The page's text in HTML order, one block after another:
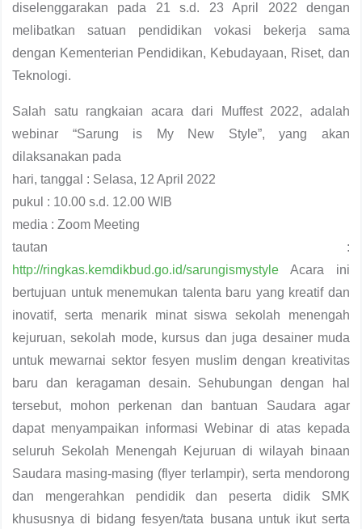
diselenggarakan pada 21 s.d. 23 April 2022 dengan
melibatkan satuan pendidikan vokasi bekerja sama
dengan Kementerian Pendidikan, Kebudayaan, Riset, dan
Teknologi.
Salah satu rangkaian acara dari Muffest 2022, adalah
webinar “Sarung is My New Style”, yang akan
dilaksanakan pada
hari, tanggal : Selasa, 12 April 2022
pukul : 10.00 s.d. 12.00 WIB
media : Zoom Meeting
tautan :
http://ringkas.kemdikbud.go.id/sarungismystyle Acara ini
bertujuan untuk menemukan talenta baru yang kreatif dan
inovatif, serta menarik minat siswa sekolah menengah
kejuruan, sekolah mode, kursus dan juga desainer muda
untuk mewarnai sektor fesyen muslim dengan kreativitas
baru dan keragaman desain. Sehubungan dengan hal
tersebut, mohon perkenan dan bantuan Saudara agar
dapat menyampaikan informasi Webinar di atas kepada
seluruh Sekolah Menengah Kejuruan di wilayah binaan
Saudara masing-masing (flyer terlampir), serta mendorong
dan mengerahkan pendidik dan peserta didik SMK
khususnya di bidang fesyen/tata busana untuk ikut serta